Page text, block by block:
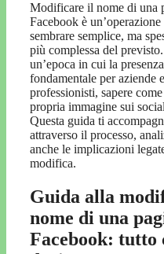
Modificare il nome di una
Facebook è
sembrare semplice, ma
più complessa del
un’epoca in cui la
fondamentale per aziende e
professionisti, sapere
propria immagine sui
Questa guida ti
attraverso il processo,
anche le implicazioni
modifica.
Guida alla
nome di una
Facebook: tutto